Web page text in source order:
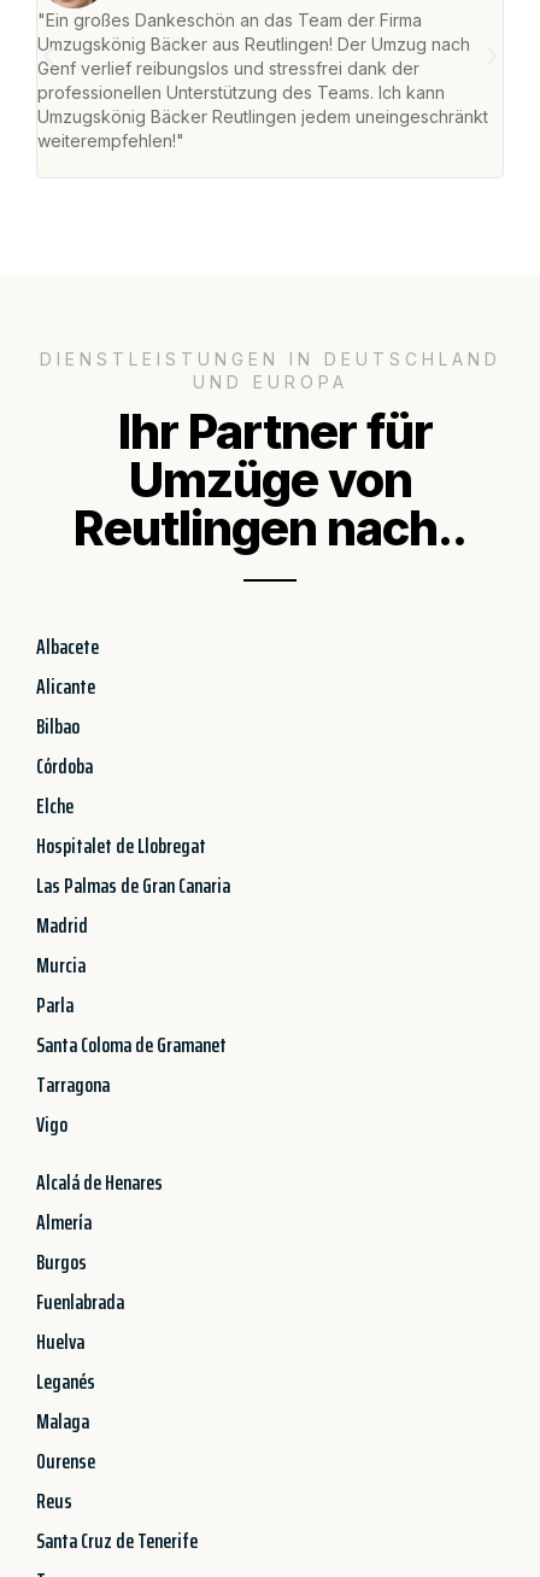
"Ein großes Dankeschön an das Team der Firma
Umzugskönig Bäcker aus Reutlingen! Der Umzug nach
Genf verlief reibungslos und stressfrei dank der
professionellen Unterstützung des Teams. Ich kann
Umzugskönig Bäcker Reutlingen jedem uneingeschränkt
weiterempfehlen!"
DIENSTLEISTUNGEN IN DEUTSCHLAND
UND EUROPA
Ihr Partner für
Umzüge von
Reutlingen nach..
Albacete
Alicante
Bilbao
Córdoba
Elche
Hospitalet de Llobregat
Las Palmas de Gran Canaria
Madrid
Murcia
Parla
Santa Coloma de Gramanet
Tarragona
Vigo
Alcalá de Henares
Almería
Burgos
Fuenlabrada
Huelva
Leganés
Malaga
Ourense
Reus
Santa Cruz de Tenerife